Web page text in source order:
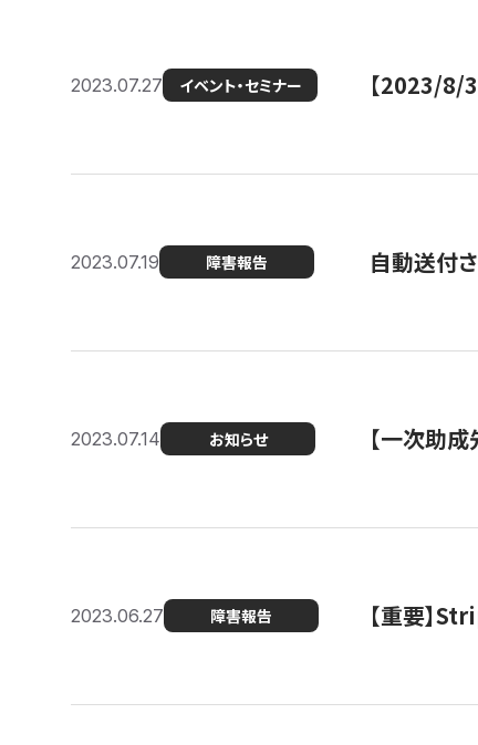
2023.07.27 イベント・セミナー 【2023/8/
2023.07.19 障害報告 自動送付
2023.07.14 お知らせ 【一次助
2023.06.27 障害報告 【重要】